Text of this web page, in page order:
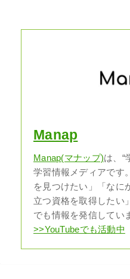
Manap
Manap(マナップ)は、“
学習情報メディアです
を見つけたい」「なに
立つ資格を取得したい
でも情報を発信してい
>>YouTubeでも活動中